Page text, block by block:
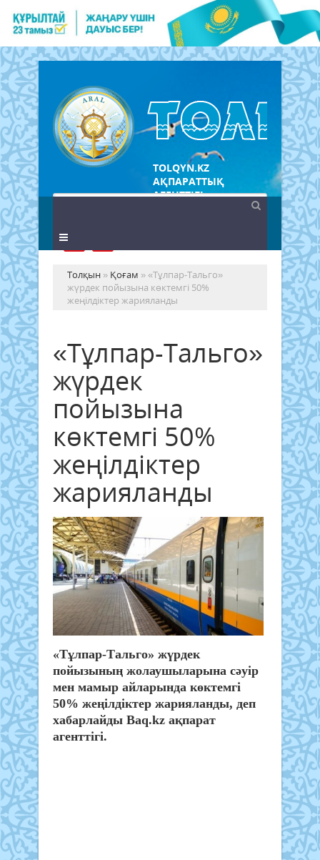
TOLQYN.KZ
АҚПАРАТТЫҚ
АГЕНТТІГІ
Толқын » Қоғам » «Тұлпар-Тальго»
жүрдек пойызына көктемгі 50%
жеңілдіктер жарияланды
«Тұлпар-Тальго»
жүрдек
пойызына
көктемгі 50%
жеңілдіктер
жарияланды
«Тұлпар-Тальго» жүрдек
пойызының жолаушыларына сәуір
мен мамыр айларында көктемгі
50% жеңілдіктер жарияланды, деп
хабарлайды Baq.kz ақпарат
агенттігі.